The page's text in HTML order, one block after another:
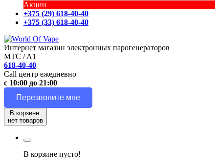
Акции
+375 (29) 618-40-40
+375 (33) 618-40-40
Интернет магазин электронных парогенераторов
MTC / A1
618-40-40
Call центр ежедневно
с 10:00 до 21:00
Перезвоните мне
В корзине
нет товаров
В корзине пусто!